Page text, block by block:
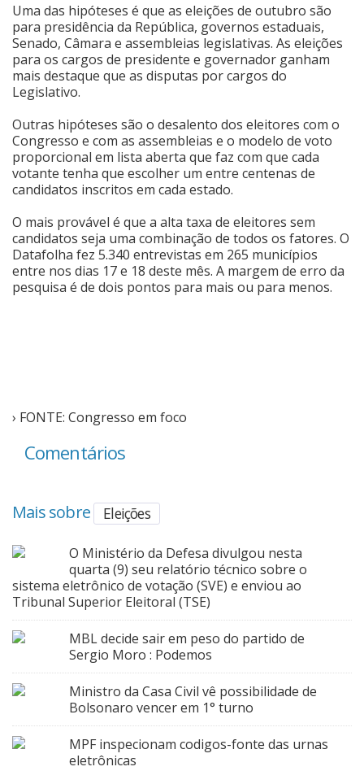
Uma das hipóteses é que as eleições de outubro são
para presidência da República, governos estaduais,
Senado, Câmara e assembleias legislativas. As eleições
para os cargos de presidente e governador ganham
mais destaque que as disputas por cargos do
Legislativo.
Outras hipóteses são o desalento dos eleitores com o
Congresso e com as assembleias e o modelo de voto
proporcional em lista aberta que faz com que cada
votante tenha que escolher um entre centenas de
candidatos inscritos em cada estado.
O mais provável é que a alta taxa de eleitores sem
candidatos seja uma combinação de todos os fatores. O
Datafolha fez 5.340 entrevistas em 265 municípios
entre nos dias 17 e 18 deste mês. A margem de erro da
pesquisa é de dois pontos para mais ou para menos.
› FONTE: Congresso em foco
Comentários
Mais sobre Eleições
O Ministério da Defesa divulgou nesta
quarta (9) seu relatório técnico sobre o
sistema eletrônico de votação (SVE) e enviou ao
Tribunal Superior Eleitoral (TSE)
MBL decide sair em peso do partido de
Sergio Moro : Podemos
Ministro da Casa Civil vê possibilidade de
Bolsonaro vencer em 1° turno
MPF inspecionam codigos-fonte das urnas
eletrônicas